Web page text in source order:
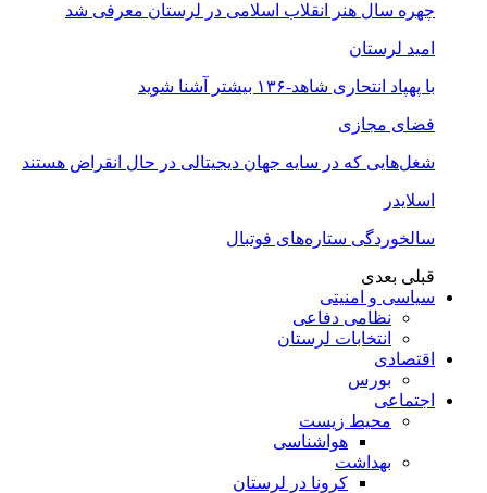
چهره سال هنر انقلاب اسلامی در لرستان معرفی شد
امید لرستان
با پهپاد انتحاری شاهد-۱۳۶ بیشتر آشنا شوید
فضای مجازی
شغل‌‌هایی که در سایه جهان دیجیتالی در حال انقراض هستند
اسلایدر
سالخوردگی ستاره‌های فوتبال
قبلی بعدی
سیاسی و امنیتی
نظامی دفاعی
انتخابات لرستان
اقتصادی
بورس
اجتماعی
محیط زیست
هواشناسی
بهداشت
کرونا در لرستان